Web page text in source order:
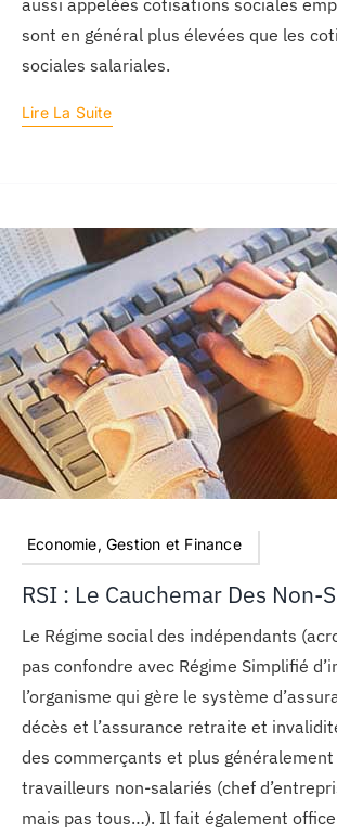
aussi appelées cotisations sociales
sont en général plus élevées que les
sociales salariales.
Lire La Suite
Economie, Gestion et Finance
RSI : Le Cauchemar Des Non-
Le Régime social des indépendants
pas confondre avec Régime Simplifié
l’organisme qui gère le système
décès et l’assurance retraite et
des commerçants et plus généralement
travailleurs non-salariés (chef
mais pas tous…). Il fait également